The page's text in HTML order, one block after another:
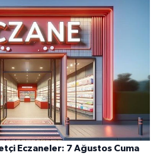
Eczaneler: 7 Ağustos Cuma